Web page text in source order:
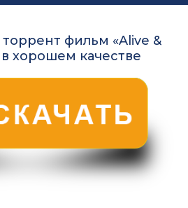
торрент фильм «Alive &
в хорошем качестве